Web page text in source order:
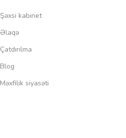
Şəxsi kabinet
Əlaqə
Çatdırılma
Blog
Məxfilik siyasəti